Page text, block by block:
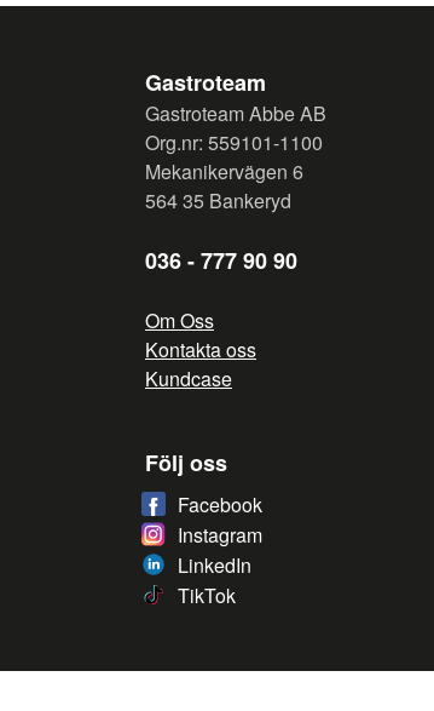
Gastroteam
Gastroteam Abbe AB
Org.nr: 559101-1100
Mekanikervägen 6
564 35 Bankeryd
036 - 777 90 90
Om Oss
Kontakta oss
Kundcase
Följ oss
Facebook
Instagram
LinkedIn
TikTok